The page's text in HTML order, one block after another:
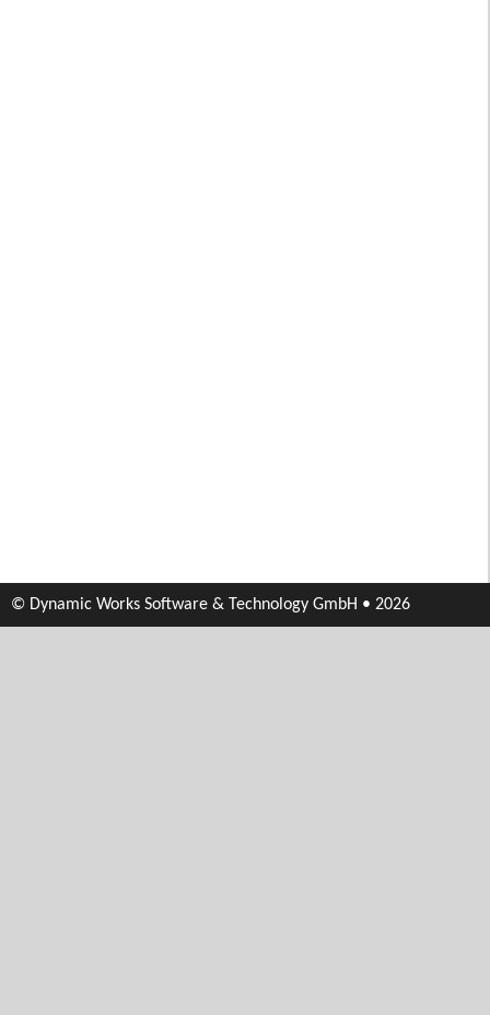
© Dynamic Works Software & Technology GmbH • 2026